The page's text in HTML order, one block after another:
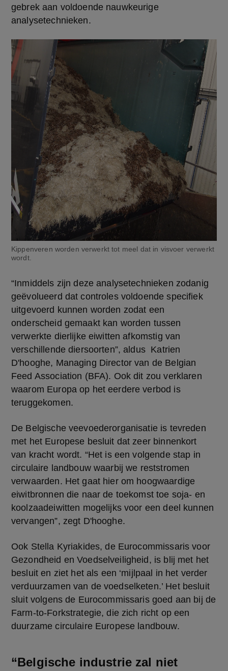
gebrek aan voldoende nauwkeurige
analysetechnieken.
Kippenveren worden verwerkt tot meel dat in visvoer verwerkt
wordt.
“Inmiddels zijn deze analysetechnieken zodanig
geëvolueerd dat controles voldoende specifiek
uitgevoerd kunnen worden zodat een
onderscheid gemaakt kan worden tussen
verwerkte dierlijke eiwitten afkomstig van
verschillende diersoorten”, aldus  Katrien
D'hooghe, Managing Director van de Belgian
Feed Association (BFA). Ook dit zou verklaren
waarom Europa op het eerdere verbod is
teruggekomen.
De Belgische veevoederorganisatie is tevreden
met het Europese besluit dat zeer binnenkort
van kracht wordt. “Het is een volgende stap in
circulaire landbouw waarbij we reststromen
verwaarden. Het gaat hier om hoogwaardige
eiwitbronnen die naar de toekomst toe soja- en
koolzaadeiwitten mogelijks voor een deel kunnen
vervangen”, zegt D'hooghe.
Ook Stella Kyriakides, de Eurocommissaris voor
Gezondheid en Voedselveiligheid, is blij met het
besluit en ziet het als een ‘mijlpaal in het verder
verduurzamen van de voedselketen.’ Het besluit
sluit volgens de Eurocommissaris goed aan bij de
Farm-to-Forkstrategie, die zich richt op een
duurzame circulaire Europese landbouw.
“Belgische industrie zal niet